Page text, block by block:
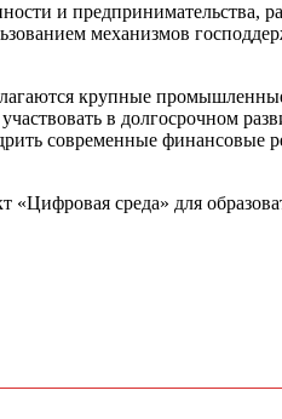
и предпринимательства,
механизмов
крупные
в долгосрочном
современные финансовые
среда» для